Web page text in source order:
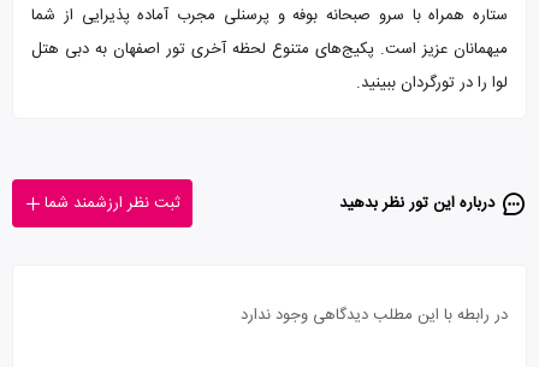
ستاره همراه با سرو صبحانه بوفه و پرسنلی مجرب آماده پذیرایی از شما
میهمانان عزیز است. پکیج‌های متنوع لحظه آخری تور اصفهان به دبی هتل
لوا را در تورگردان ببینید.
درباره این تور‌ نظر بدهید ثبت نظر ارزشمند شما
در رابطه با این مطلب دیدگاهی وجود ندارد